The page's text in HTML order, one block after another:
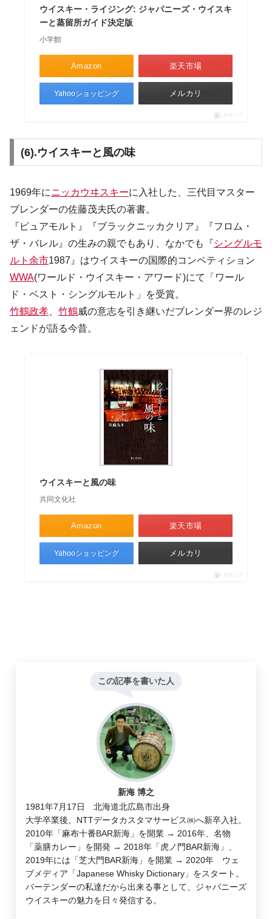
ウイスキー・ライジング: ジャパニーズ・ウイスキ
ーと蒸留所ガイド決定版
小学館
Amazon 楽天市場
Yahooショッピング メルカリ
ポチップ
(6).ウイスキーと風の味
1969年にニッカウヰスキーに入社した、三代目マスター
ブレンダーの佐藤茂夫氏の著書。
『ピュアモルト』『ブラックニッカクリア』『フロム・
ザ・バレル』の生みの親でもあり、なかでも『シングルモ
ルト余市1987』はウイスキーの国際的コンペティション
WWA(ワールド・ウイスキー・アワード)にて「ワール
ド・ベスト・シングルモルト」を受賞。
竹鶴政孝
竹鶴威の意志を引き継いだブレンダー界のレジ
ェンドが語る今昔。
ウイスキーと風の味
共同文化社
Amazon 楽天市場
Yahooショッピング メルカリ
ポチップ
この記事を書いた人
新海 博之
1981年7月17日 北海道北広島市出身
大学卒業後、NTTデータカスタマサービス㈱へ新卒入社。
2010年「麻布十番BAR新海」を開業 → 2016年、名物
「薬膳カレー」を開発 → 2018年「虎ノ門BAR新海」、
2019年には「芝大門BAR新海」を開業 → 2020年 ウェ
ブメディア「Japanese Whisky Dictionary」をスタート。
バーテンダーの私達だから出来る事として、ジャパニーズ
ウイスキーの魅力を日々発信する。